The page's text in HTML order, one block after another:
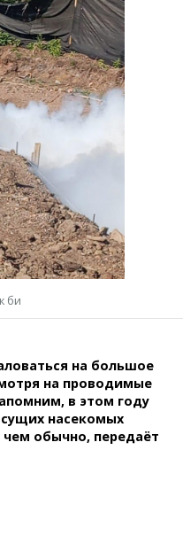
службы
легко!
би
на большое
на проводимые
в этом году
насекомых
чем обычно, передаёт